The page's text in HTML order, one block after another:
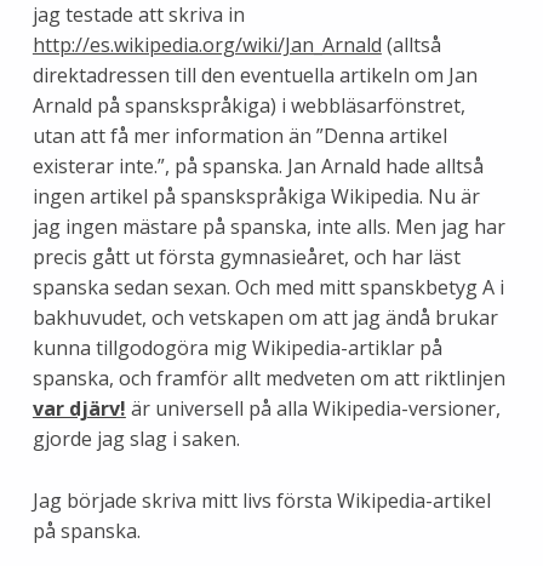
jag testade att skriva in
http://es.wikipedia.org/wiki/Jan_Arnald (alltså
direktadressen till den eventuella artikeln om Jan
Arnald på spanskspråkiga) i webbläsarfönstret,
utan att få mer information än ”Denna artikel
existerar inte.”, på spanska. Jan Arnald hade alltså
ingen artikel på spanskspråkiga Wikipedia. Nu är
jag ingen mästare på spanska, inte alls. Men jag har
precis gått ut första gymnasieåret, och har läst
spanska sedan sexan. Och med mitt spanskbetyg A i
bakhuvudet, och vetskapen om att jag ändå brukar
kunna tillgodogöra mig Wikipedia-artiklar på
spanska, och framför allt medveten om att riktlinjen
var djärv! är universell på alla Wikipedia-versioner,
gjorde jag slag i saken.
Jag började skriva mitt livs första Wikipedia-artikel
på spanska.